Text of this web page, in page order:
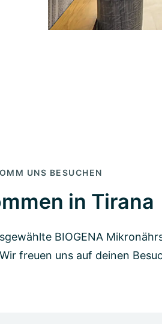
UNS BESUCHEN
in Tirana
BIOGENA
freuen uns auf deinen